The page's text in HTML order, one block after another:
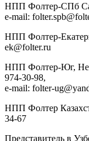
НПП Фолтер-СПб
e-mail:
НПП Фолтер-
ek@folter.ru
НПП Фолтер-Юг,
974-30-98,
e-mail: folter-
НПП Фолтер
34-67
Представитель в